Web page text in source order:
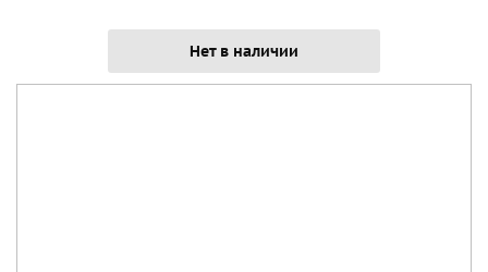
Нет в наличии